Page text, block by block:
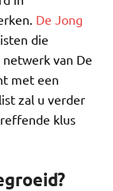
De Jong
die
van De
met een
zal u verder
klus